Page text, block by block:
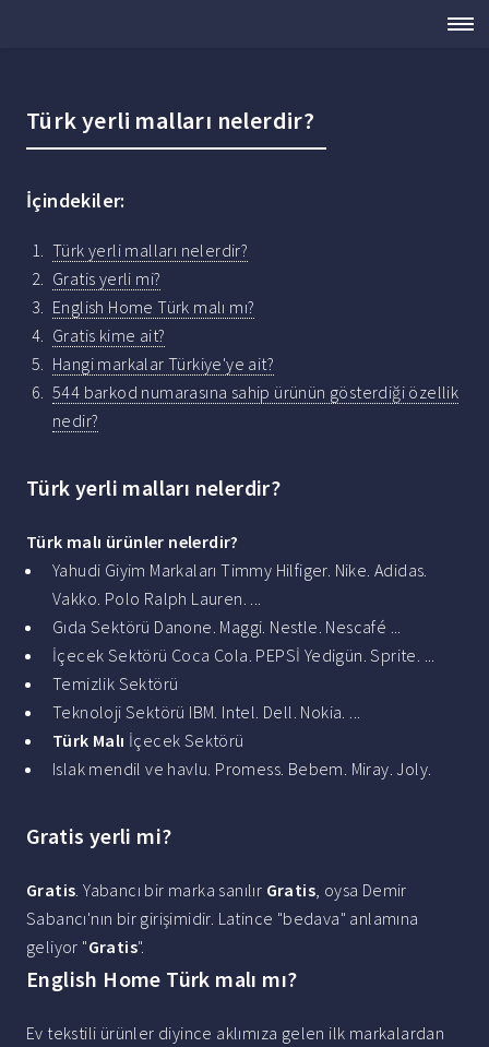
Türk yerli malları nelerdir?
İçindekiler:
Türk yerli malları nelerdir?
Gratis yerli mi?
English Home Türk malı mı?
Gratis kime ait?
Hangi markalar Türkiye'ye ait?
544 barkod numarasına sahip ürünün gösterdiği özellik
nedir?
Türk yerli malları nelerdir?
Türk malı ürünler nelerdir?
Yahudi Giyim Markaları Timmy Hilfiger. Nike. Adidas.
Vakko. Polo Ralph Lauren. ...
Gıda Sektörü Danone. Maggi. Nestle. Nescafé ...
İçecek Sektörü Coca Cola. PEPSİ Yedigün. Sprite. ...
Temizlik Sektörü
Teknoloji Sektörü IBM. Intel. Dell. Nokia. ...
Türk Malı İçecek Sektörü
Islak mendil ve havlu. Promess. Bebem. Miray. Joly.
Gratis yerli mi?
Gratis. Yabancı bir marka sanılır Gratis, oysa Demir
Sabancı'nın bir girişimidir. Latince "bedava" anlamına
geliyor "Gratis".
English Home Türk malı mı?
Ev tekstili ürünler diyince aklımıza gelen ilk markalardan